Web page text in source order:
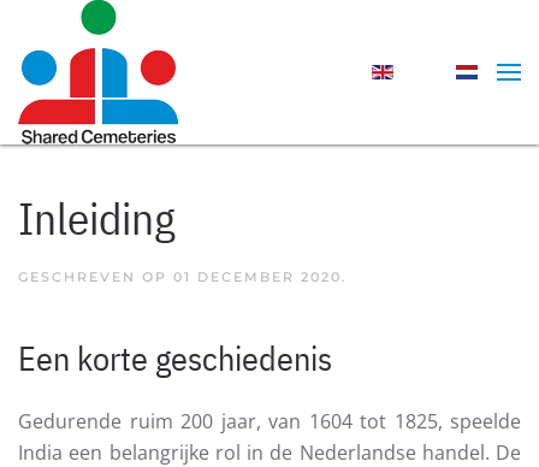
Skip to main content
Inleiding
GESCHREVEN OP 01 DECEMBER 2020.
Een korte geschiedenis
Gedurende ruim 200 jaar, van 1604 tot 1825, speelde
India een belangrijke rol in de Nederlandse handel. De